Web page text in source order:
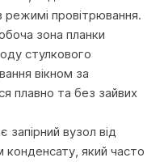
провітрювання.
зона планки
стулкового
вікном за
плавно та без зайвих
вузол від
конденсату, який часто